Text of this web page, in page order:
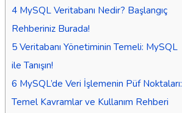
4 MySQL Veritabanı Nedir? Başlangıç
Rehberiniz Burada!
5 Veritabanı Yönetiminin Temeli: MySQL
ile Tanışın!
6 MySQL’de Veri İşlemenin Püf Noktaları:
Temel Kavramlar ve Kullanım Rehberi